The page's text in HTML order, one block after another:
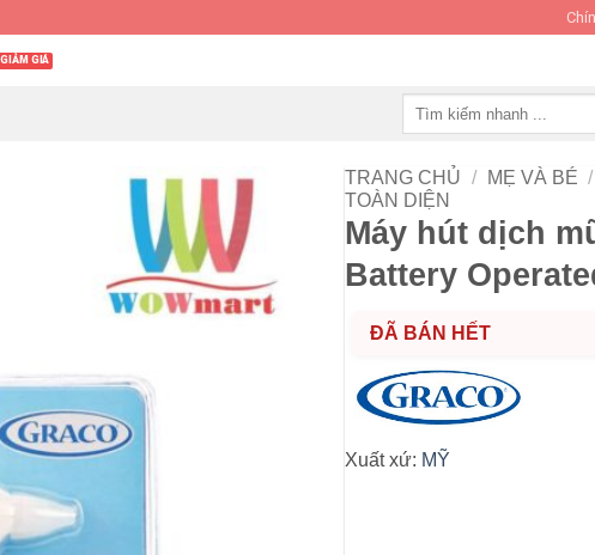
TRANG CHỦ / MẸ VÀ BÉ /
TOÀN DIỆN
Máy hút dịch
Battery
ĐÃ BÁN HẾT
Xuất xứ: MỸ